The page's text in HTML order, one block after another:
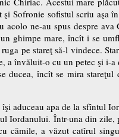
Sofronie sofistul scriu aşa
acolo ne-au spus despre
ghimpe mare, încît i se
pe stareţ să-l vindece.
a învăluit-o cu un petec şi i-
ducea, încît se mira
aduceau apa de la sfîntul
Iordanului. Într-una din
cămile, a văzut catîrul